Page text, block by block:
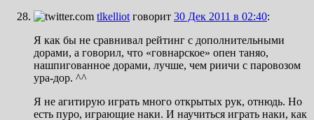
tlkelliot говорит 30 Дек 2011 в 02:40:
Я как бы не сравнивал рейтинг с дополнительными
дорами, а говорил, что «говнарское» опен таняо,
нашпигованное дорами, лучше, чем риичи с паровозом
ура-дор. ^^
Я не агитирую играть много открытых рук, отнюдь. Но
есть пуро, играющие наки. И научиться играть наки, как